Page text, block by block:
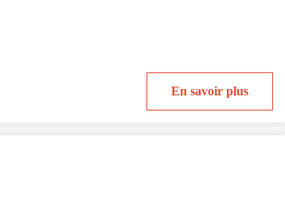
En savoir plus